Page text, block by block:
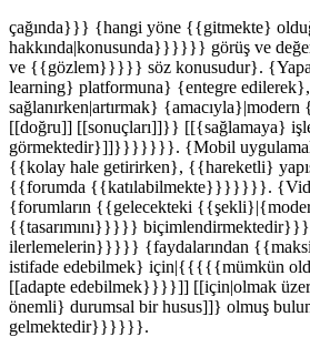
çağında}}} {hangi yöne {{gitmekte}
hakkında|konusunda}}}}}} görüş ve
ve {{gözlem}}}}} söz konusudur}.
learning} platformuna} {entegre
sağlanırken|artırmak}
[[doğru]] [[sonuçları]]}} [[{sağlamaya}
görmektedir}]]}}}}}}}. {Mobil
{{kolay hale getirirken}, {{hareketli}
{{forumda {{katılabilmekte}}}}}}}.
{forumların {{gelecekteki
{{tasarımını}}}}}
ilerlemelerin}}}}} {faydalarından
istifade edebilmek} için|{{{{{mümkün
[[adapte edebilmek}}}}]] [[için|olmak
önemli} durumsal bir husus]]} olmuş
gelmektedir}}}}}}.